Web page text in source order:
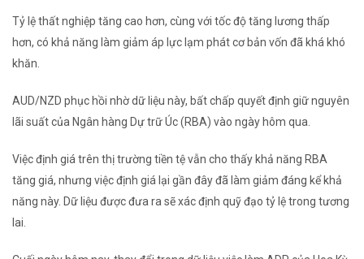
Tỷ lệ thất nghiệp tăng cao hơn, cùng với tốc độ tăng lương thấp
hơn, có khả năng làm giảm áp lực lạm phát cơ bản vốn đã khá khó
khăn.
AUD/NZD phục hồi nhờ dữ liệu này, bất chấp quyết định giữ nguyên
lãi suất của Ngân hàng Dự trữ Úc (RBA) vào ngày hôm qua.
Việc định giá trên thị trường tiền tệ vẫn cho thấy khả năng RBA
tăng giá, nhưng việc định giá lại gần đây đã làm giảm đáng kể khả
năng này. Dữ liệu được đưa ra sẽ xác định quỹ đạo tỷ lệ trong tương
lai.